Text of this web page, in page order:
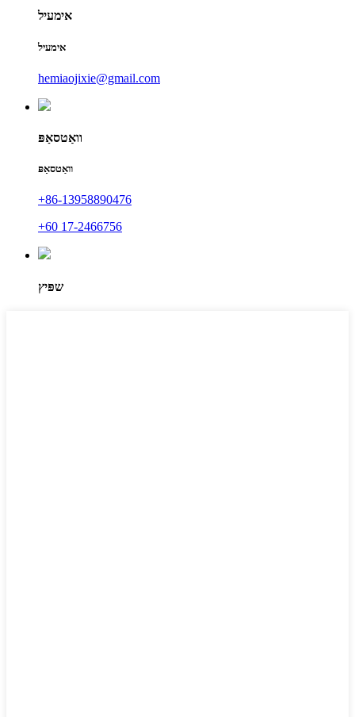
אימעיל
אימעיל
hemiaojixie@gmail.com
וואַטסאַפּ
וואַטסאַפּ
+86-13958890476
+60 17-2466756
שפּיץ